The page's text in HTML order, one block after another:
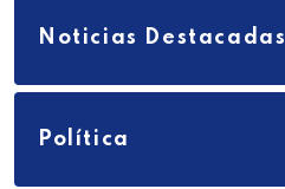
Noticias Destacadas
Política